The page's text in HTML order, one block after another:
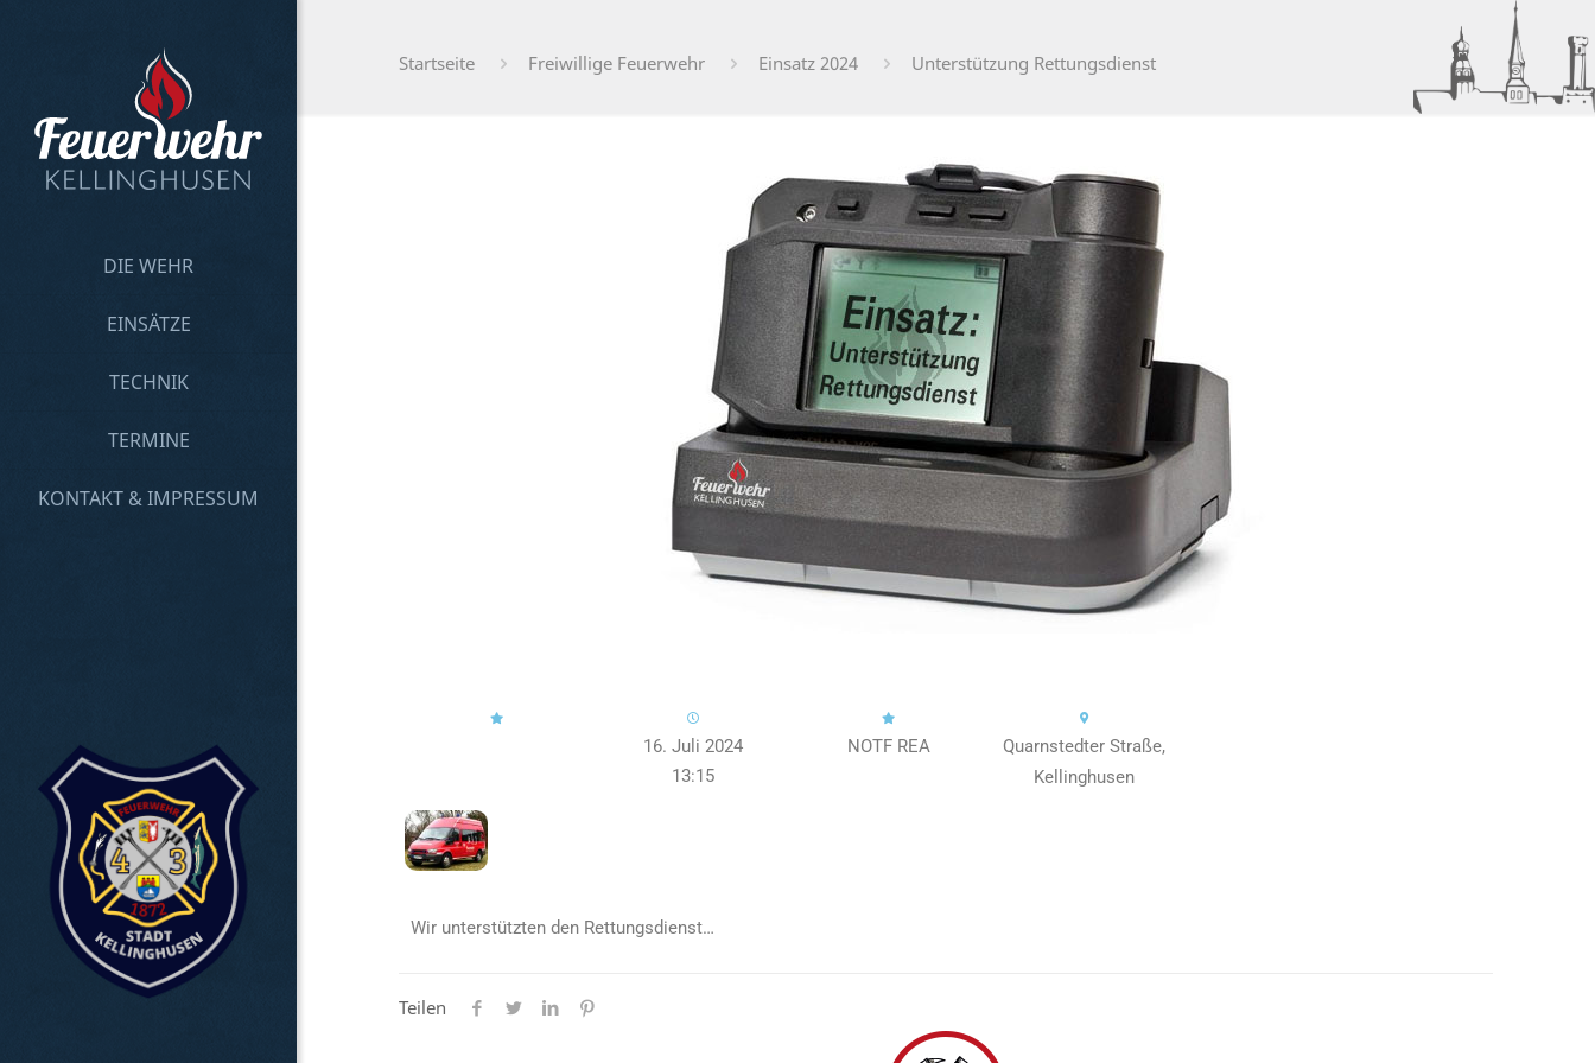
DIE WEHR
EINSÄTZE
TECHNIK
TERMINE
KONTAKT & IMPRESSUM
Startseite Freiwillige Feuerwehr Einsatz 2024 Unterstützung Rettungsdienst
16. Juli 2024
13:15
NOTF REA
Quarnstedter Straße,
Kellinghusen
Wir unterstützten den Rettungsdienst…
Teilen